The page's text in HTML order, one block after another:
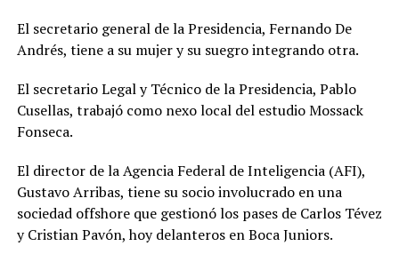
El secretario general de la Presidencia, Fernando De
Andrés, tiene a su mujer y su suegro integrando otra.
El secretario Legal y Técnico de la Presidencia, Pablo
Cusellas, trabajó como nexo local del estudio Mossack
Fonseca.
El director de la Agencia Federal de Inteligencia (AFI),
Gustavo Arribas, tiene su socio involucrado en una
sociedad offshore que gestionó los pases de Carlos Tévez
y Cristian Pavón, hoy delanteros en Boca Juniors.